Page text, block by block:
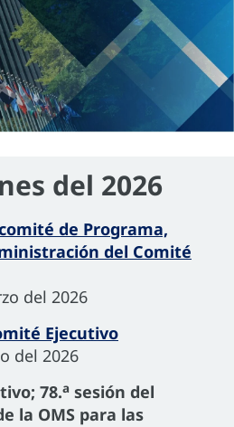
del 2026
de Programa,
del Comité
del 2026
Ejecutivo
del 2026
78.a sesión del
la OMS para las